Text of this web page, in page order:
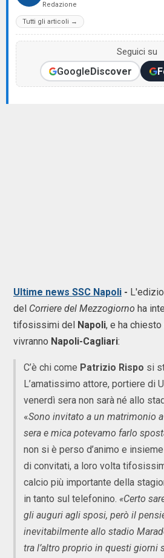
Redazione
Tutti gli articoli →
Seguici su
GoogleDiscover
Ultime news SSC Napoli -
del Corriere del Mezzogiorno ha
tifosissimi del Napoli, e ha
vivranno Napoli-Cagliari:
C’è chi come Patrizio Rispo si
L’amatissimo attore, portiere di
venerdì sera non sarà né allo
«Sono invitato a un matrimonio
sera e mica potevamo farlo
non si è perso d’animo e
di convitati, a loro volta
calcio più importante della
in tanto sul telefonino. «Certo
gli auguri agli sposi, però il
inevitabilmente allo stadio
tra l’altro proprio in questi giorni